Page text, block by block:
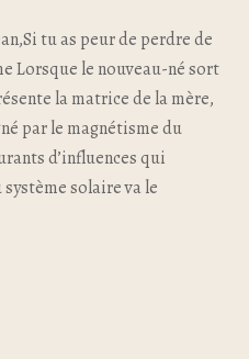
tu as peur de perdre de
Lorsque le nouveau-né sort
la matrice de la mère,
par le magnétisme du
d’influences qui
solaire va le